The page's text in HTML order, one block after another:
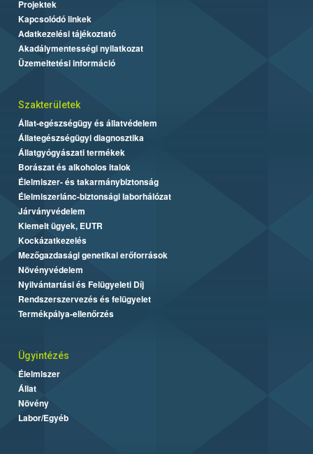
Projektek
Kapcsolódó linkek
Adatkezelési tájékoztató
Akadálymentességi nyilatkozat
Üzemeltetési információ
Szakterületek
Állat-egészségügy és állatvédelem
Állategészségügyi diagnosztika
Állatgyógyászati termékek
Borászat és alkoholos italok
Élelmiszer- és takarmánybiztonság
Élelmiszerlánc-biztonsági laborhálózat
Járványvédelem
Kiemelt ügyek, EUTR
Kockázatkezelés
Mezőgazdasági genetikai erőforrások
Növényvédelem
Nyilvántartási és Felügyeleti Díj
Rendszerszervezés és felügyelet
Termékpálya-ellenőrzés
Ügyintézés
Élelmiszer
Állat
Növény
Labor/Egyéb